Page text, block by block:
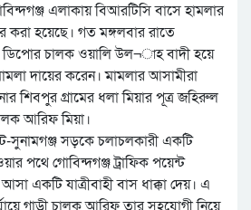
এলাকায় বিআরটিসি বাসে হামলার
করা হয়েছে। গত মঙ্গলবার রাতে
ডিপোর চালক ওয়ালি উল¬াহ বাদী হয়ে
দায়ের করেন। মামলার আসামীরা
শিবপুর গ্রামের ধলা মিয়ার পূত্র জহিরুল
আরিফ মিয়া।
সুনামগঞ্জ সড়কে চলাচলকারী একটি
পথে গোবিন্দগঞ্জ ট্রাফিক পয়েন্ট
একটি যাত্রীবাহী বাস ধাক্কা দেয়। এ